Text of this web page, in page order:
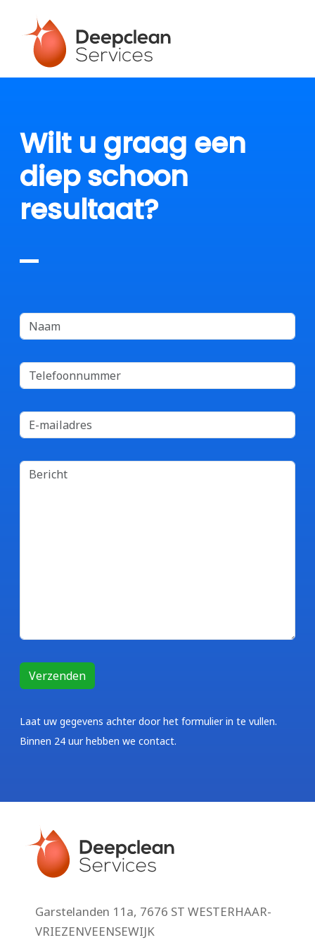
Wilt u graag een
diep schoon
resultaat?
Laat uw gegevens achter door het formulier in te vullen.
Binnen 24 uur hebben we contact.
Garstelanden 11a, 7676 ST WESTERHAAR-
VRIEZENVEENSEWIJK